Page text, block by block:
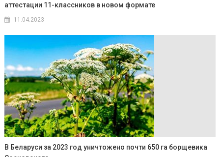
аттестации 11-классников в новом формате
11.04.2023
В Беларуси за 2023 год уничтожено почти 650 га борщевика